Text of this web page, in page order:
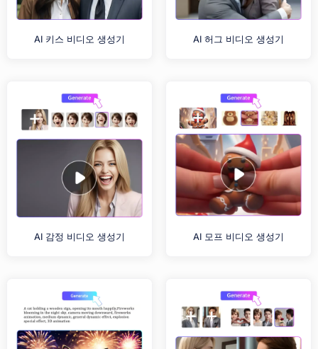
AI 키스 비디오 생성기 AI 허그 비디오 생성기
AI 감정 비디오 생성기 AI 모프 비디오 생성기